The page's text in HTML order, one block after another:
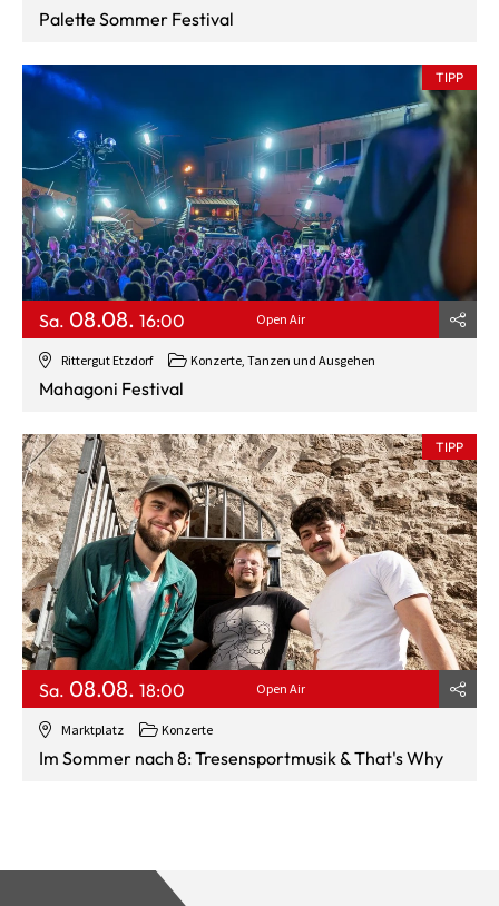
Palette Sommer Festival
Rittergut Etzdorf Konzerte, Tanzen und Ausgehen
TIPP
Sa. 08.08. 16:00 Open Air
Mahagoni Festival
Marktplatz Konzerte
TIPP
Sa. 08.08. 18:00 Open Air
Im Sommer nach 8: Tresensportmusik & That's Why